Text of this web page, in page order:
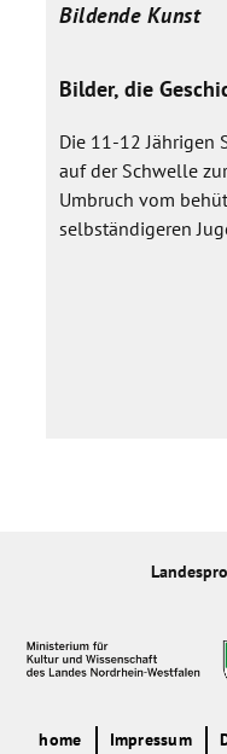
Bildende Kunst
Bilder, die
Die 11-12 Jährigen
auf der Schwelle
Umbruch vom
selbständigeren
home Impressum